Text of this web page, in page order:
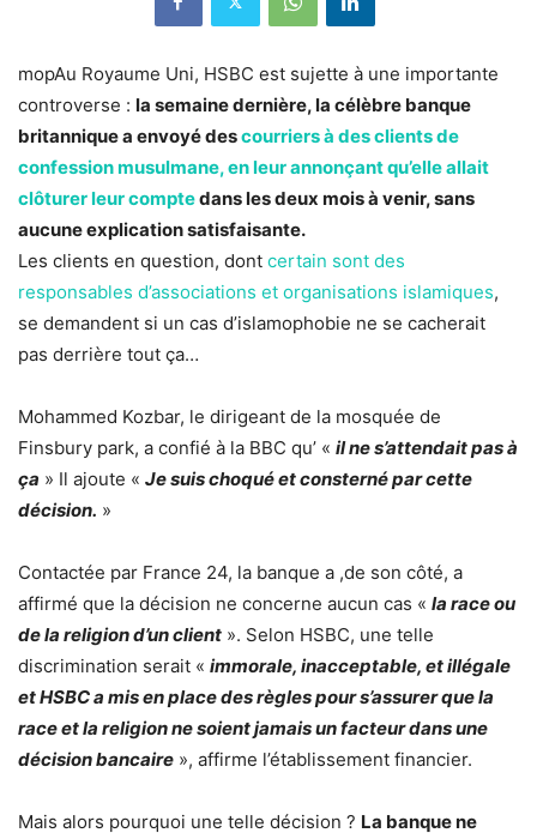
mopAu Royaume Uni, HSBC est sujette à une importante
controverse : la semaine dernière, la célèbre banque
britannique a envoyé descourriers à des clients de
confession musulmane, en leur annonçant qu’elle allait
clôturer leur comptedans les deux mois à venir, sans
aucune explication satisfaisante.
Les clients en question, dont certain sont des
responsables d’associations et organisations islamiques,
se demandent si un cas d’islamophobie ne se cacherait
pas derrière tout ça…
Mohammed Kozbar, le dirigeant de la mosquée de
Finsbury park, a confié à la BBC qu’ « il ne s’attendait pas à
ça » Il ajoute « Je suis choqué et consterné par cette
décision. »
Contactée par France 24, la banque a ,de son côté, a
affirmé que la décision ne concerne aucun cas « la race ou
de la religion d’un client ». Selon HSBC, une telle
discrimination serait « immorale, inacceptable, et illégale
et HSBC a mis en place des règles pour s’assurer que la
race et la religion ne soient jamais un facteur dans une
décision bancaire », affirme l’établissement financier.
Mais alors pourquoi une telle décision ? La banque ne